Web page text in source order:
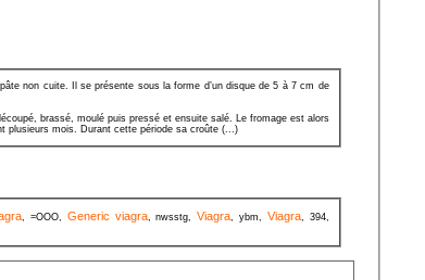
non cuite. Il se présente sous la forme d’un disque de 5 à 7 cm de
brassé, moulé puis pressé et ensuite salé. Le fromage est alors
plusieurs mois. Durant cette période sa croûte (...)
, =OOO, Generic viagra, nwsstg,Viagra, ybm, Viagra, 394,